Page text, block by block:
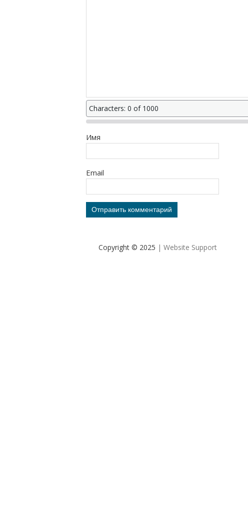
Characters: 0 of 1000
Имя
Email
Copyright © 2025 | Website Support